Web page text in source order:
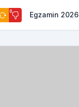
0 Egzamin 2026